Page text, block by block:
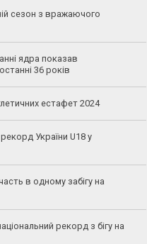
сезон з вражаючого
ядра показав
36 років
естафет 2024
України U18 у
в одному забігу на
рекорд з бігу на